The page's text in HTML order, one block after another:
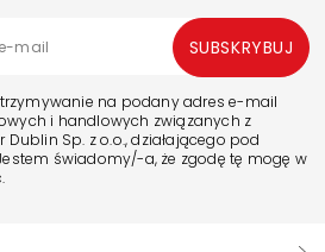
na podany adres e-mail
i handlowych związanych z
Dublin Sp. z o.o., działającego pod
świadomy/-a, że zgodę tę mogę w
SUBSKRYBUJ